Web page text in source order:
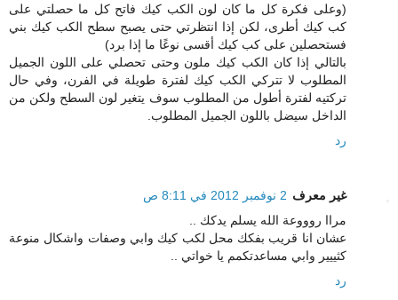
(وعلى فكرة كل ما كان لون الكب كيك فاتح كل ما حصلتي على
كب كيك أطرى، لكن إذا انتظرتي حتى يصبح سطح الكب كيك بني
فستحصلين على كب كيك أقسى نوعًا ما إذا برد)
بالتالي إذا كان الكب كيك ملون وحتى تحصلي على اللون الجميل
المطلوب لا تتركي الكب كيك لفترة طويلة في الفرن، وفي حال
تركتيه لفترة أطول من المطلوب سوف يتغير لون السطح ولكن من
الداخل سيضل باللون الجميل المطلوب.
رد
غير معرف 2 نوفمبر 2012 في 8:11 ص
مراا روووعة الله يسلم يدكك ..
عشان انا قريب بفكك محل لكب كيك وابي وصفات واشكال منوعة
كثييير وابي مساعدتكمم يا خواتي ..
رد